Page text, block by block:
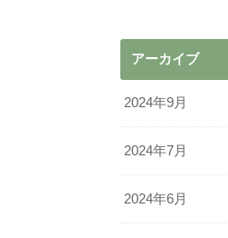
アーカイブ
2024年9月
2024年7月
2024年6月